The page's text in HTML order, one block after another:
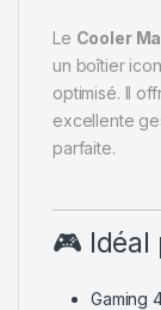
Le Cooler
un boîtier
optimisé. Il
excellente
parfaite.
🎮 Idéal
Gaming